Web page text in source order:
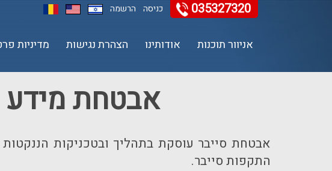
035327320 כניסה הרשמה
אניוור תוכנות אודותינו הצהרת נגישות מדיניות
אבטחת מידע
אבטחת סייבר עוסקת בתהליך ובטכניקות
התקפות סייבר.